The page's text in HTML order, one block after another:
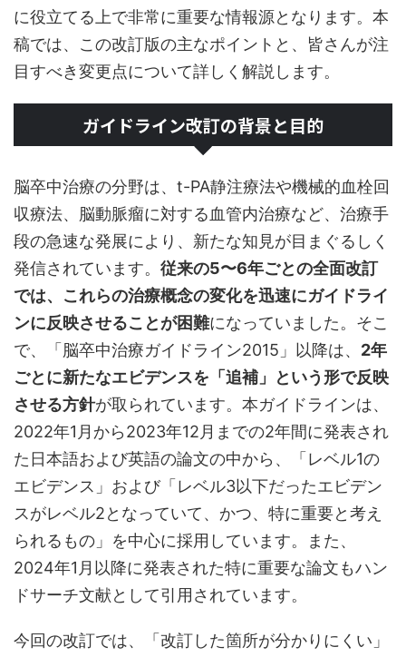
に役立てる上で非常に重要な情報源となります。本
稿では、この改訂版の主なポイントと、皆さんが注
目すべき変更点について詳しく解説します。
ガイドライン改訂の背景と目的
脳卒中治療の分野は、t-PA静注療法や機械的血栓回
収療法、脳動脈瘤に対する血管内治療など、治療手
段の急速な発展により、新たな知見が目まぐるしく
発信されています。 従来の5〜6年ごとの全面改訂
では、これらの治療概念の変化を迅速にガイドライ
ンに反映させることが困難になっていました。そこ
で、「脳卒中治療ガイドライン2015」以降は、 2年
ごとに新たなエビデンスを「追補」という形で反映
させる方針が取られています。本ガイドラインは、
2022年1月から2023年12月までの2年間に発表され
た日本語および英語の論文の中から、「レベル1の
エビデンス」および「レベル3以下だったエビデン
スがレベル2となっていて、かつ、特に重要と考え
られるもの」を中心に採用しています。また、
2024年1月以降に発表された特に重要な論文もハン
ドサーチ文献として引用されています。
今回の改訂では、「改訂した箇所が分かりにくい」